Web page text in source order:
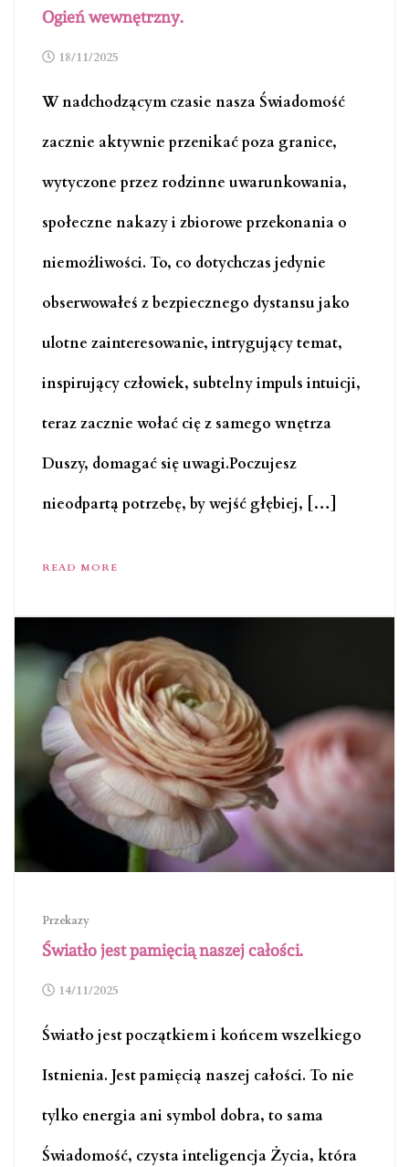
Ogień wewnętrzny.
18/11/2025
W nadchodzącym czasie nasza Świadomość
zacznie aktywnie przenikać poza granice,
wytyczone przez rodzinne uwarunkowania,
społeczne nakazy i zbiorowe przekonania o
niemożliwości. To, co dotychczas jedynie
obserwowałeś z bezpiecznego dystansu jako
ulotne zainteresowanie, intrygujący temat,
inspirujący człowiek, subtelny impuls intuicji,
teraz zacznie wołać cię z samego wnętrza
Duszy, domagać się uwagi.Poczujesz
nieodpartą potrzebę, by wejść głębiej, […]
READ MORE
Przekazy
Światło jest pamięcią naszej całości.
14/11/2025
Światło jest początkiem i końcem wszelkiego
Istnienia. Jest pamięcią naszej całości. To nie
tylko energia ani symbol dobra, to sama
Świadomość, czysta inteligencja Życia, która